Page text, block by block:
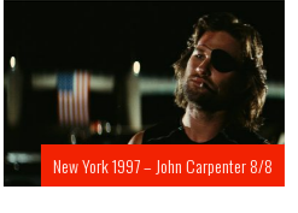
New York 1997 – John Carpenter 8/8